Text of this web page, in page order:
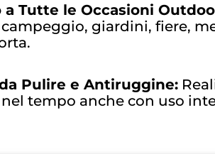
a Tutte le Occasioni
giardini, fiere,
Pulire e Antiruggine:
tempo anche con uso